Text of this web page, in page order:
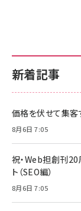
新着記事
価格を伏せて集客
8月6日 7:05
祝・Web担創刊
ト（SEO編）
8月6日 7:05